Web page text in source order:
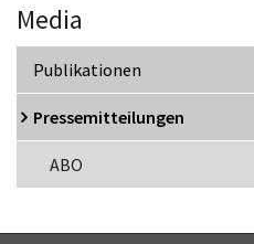
Media
Publikationen
Pressemitteilungen
ABO